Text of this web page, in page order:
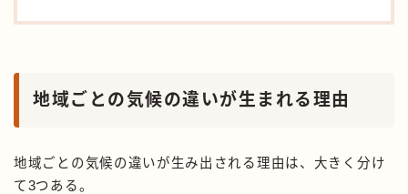
地域ごとの気候の違いが生まれる理由
地域ごとの気候の違いが生み出される理由は、大きく分け
て3つある。